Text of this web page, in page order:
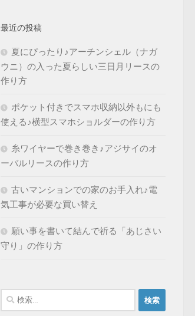
最近の投稿
夏にぴったり♪アーチンシェル（ナガ
ウニ）の入った夏らしい三日月リースの
作り方
ポケット付きでスマホ収納以外もにも
使える♪横型スマホショルダーの作り方
糸ワイヤーで巻き巻き♪アジサイのオ
ーバルリースの作り方
古いマンションでの家のお手入れ♪電
気工事が必要な買い替え
願い事を書いて結んで祈る「あじさい
守り」の作り方
検
索: